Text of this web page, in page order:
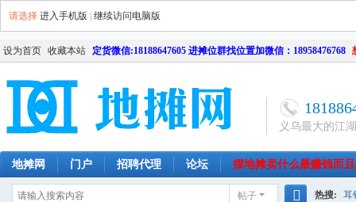
请选择 进入手机版 继续访问电脑版
设为首页 收藏本站 定货微信:18188647605 进摊位群找位置加微信：18958476768
义乌最大的江
地摊网 门户 招聘代理 论坛 摆地摊卖什么最赚钱而
帖子 热搜: 耳